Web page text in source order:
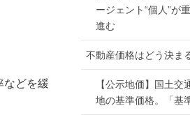
などを緩
ージェント“個人”が
進む
不動産価格はどう決ま
【公示地価】国土交
地の基準価格。「基